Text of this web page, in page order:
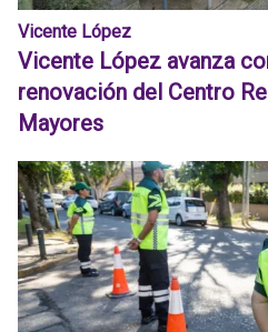
Vicente López
Vicente López avanza
renovación del Centro
Mayores